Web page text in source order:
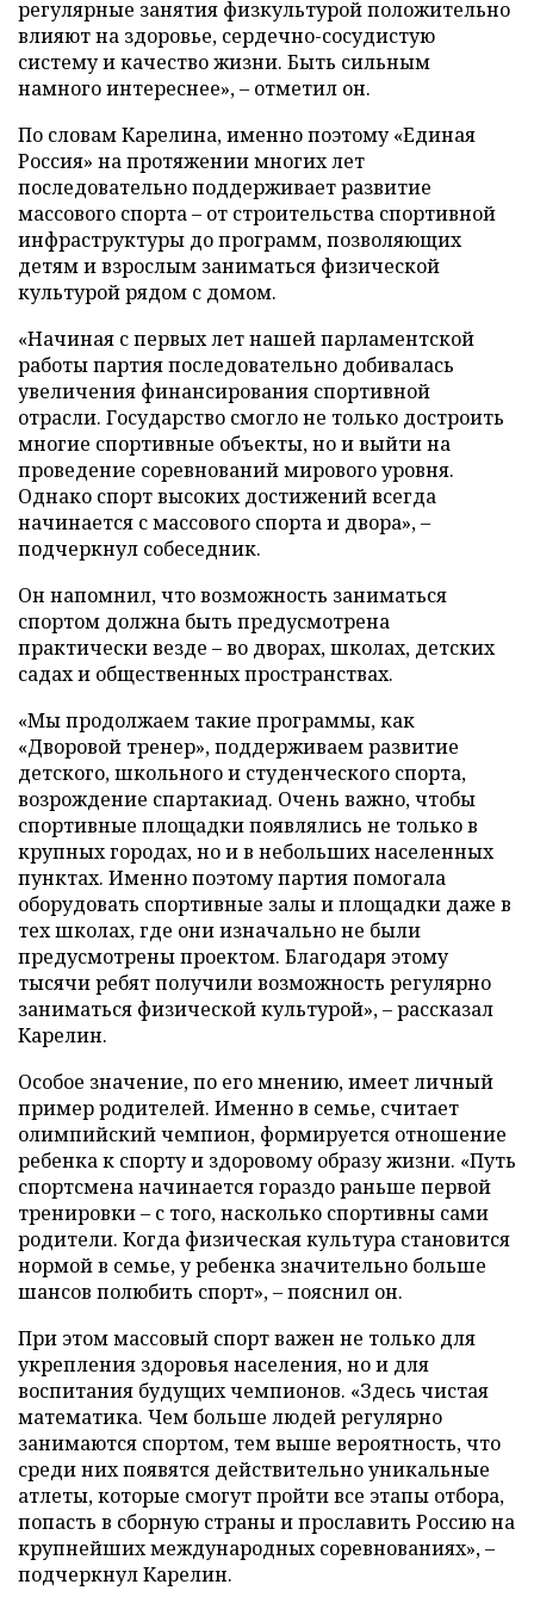
регулярные занятия физкультурой положительно
влияют на здоровье, сердечно-сосудистую
систему и качество жизни. Быть сильным
намного интереснее», – отметил он.
По словам Карелина, именно поэтому «Единая
Россия» на протяжении многих лет
последовательно поддерживает развитие
массового спорта – от строительства спортивной
инфраструктуры до программ, позволяющих
детям и взрослым заниматься физической
культурой рядом с домом.
«Начиная с первых лет нашей парламентской
работы партия последовательно добивалась
увеличения финансирования спортивной
отрасли. Государство смогло не только достроить
многие спортивные объекты, но и выйти на
проведение соревнований мирового уровня.
Однако спорт высоких достижений всегда
начинается с массового спорта и двора», –
подчеркнул собеседник.
Он напомнил, что возможность заниматься
спортом должна быть предусмотрена
практически везде – во дворах, школах, детских
садах и общественных пространствах.
«Мы продолжаем такие программы, как
«Дворовой тренер», поддерживаем развитие
детского, школьного и студенческого спорта,
возрождение спартакиад. Очень важно, чтобы
спортивные площадки появлялись не только в
крупных городах, но и в небольших населенных
пунктах. Именно поэтому партия помогала
оборудовать спортивные залы и площадки даже в
тех школах, где они изначально не были
предусмотрены проектом. Благодаря этому
тысячи ребят получили возможность регулярно
заниматься физической культурой», – рассказал
Карелин.
Особое значение, по его мнению, имеет личный
пример родителей. Именно в семье, считает
олимпийский чемпион, формируется отношение
ребенка к спорту и здоровому образу жизни. «Путь
спортсмена начинается гораздо раньше первой
тренировки – с того, насколько спортивны сами
родители. Когда физическая культура становится
нормой в семье, у ребенка значительно больше
шансов полюбить спорт», – пояснил он.
При этом массовый спорт важен не только для
укрепления здоровья населения, но и для
воспитания будущих чемпионов. «Здесь чистая
математика. Чем больше людей регулярно
занимаются спортом, тем выше вероятность, что
среди них появятся действительно уникальные
атлеты, которые смогут пройти все этапы отбора,
попасть в сборную страны и прославить Россию на
крупнейших международных соревнованиях», –
подчеркнул Карелин.